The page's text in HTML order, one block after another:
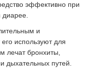
эффективно при
диарее.
и
используют для
лечат бронхиты,
дыхательных путей.